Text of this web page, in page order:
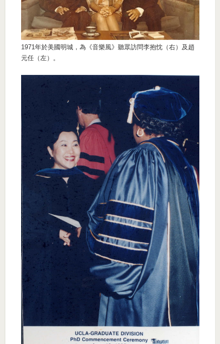
1971年於美國明城，為《音樂風》聽眾訪問李抱忱（右）及趙
元任（左）。